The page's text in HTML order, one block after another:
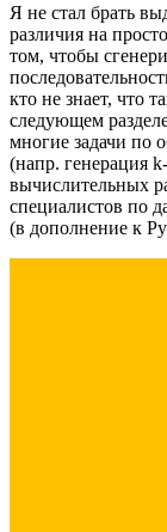
Я не стал брать
различия на
том, чтобы
кто не знает, что
следующем
многие задачи по
(напр. генерация
вычислительных
специалистов по
(в дополнение к